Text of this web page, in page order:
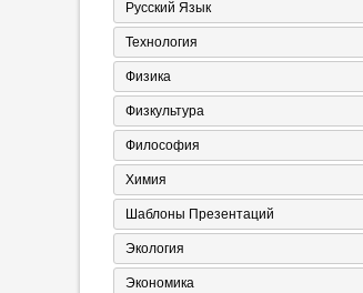
Русский Язык
Технология
Физика
Физкультура
Философия
Химия
Шаблоны Презентаций
Экология
Экономика